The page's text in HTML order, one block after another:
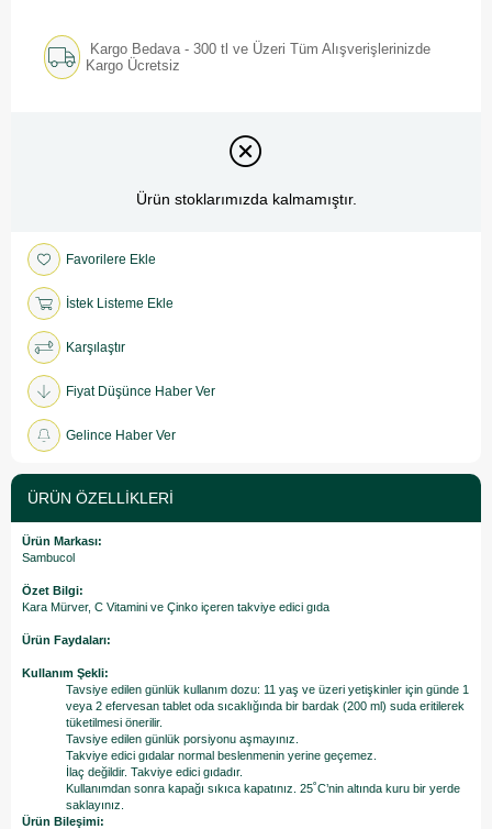
Kargo Bedava - 300 tl ve Üzeri Tüm Alışverişlerinizde
Kargo Ücretsiz
Ürün stoklarımızda kalmamıştır.
Favorilere Ekle
İstek Listeme Ekle
Karşılaştır
Fiyat Düşünce Haber Ver
Gelince Haber Ver
ÜRÜN ÖZELLIKLERI
Ürün Markası:
Sambucol
Özet Bilgi:
Kara Mürver, C Vitamini ve Çinko içeren takviye edici gıda
Ürün Faydaları:
Kullanım Şekli:
Tavsiye edilen günlük kullanım dozu: 11 yaş ve üzeri yetişkinler için günde 1
veya 2 efervesan tablet oda sıcaklığında bir bardak (200 ml) suda eritilerek
tüketilmesi önerilir.
Tavsiye edilen günlük porsiyonu aşmayınız.
Takviye edici gıdalar normal beslenmenin yerine geçemez.
İlaç değildir. Takviye edici gıdadır.
Kullanımdan sonra kapağı sıkıca kapatınız. 25˚C’nin altında kuru bir yerde
saklayınız.
Ürün Bileşimi: